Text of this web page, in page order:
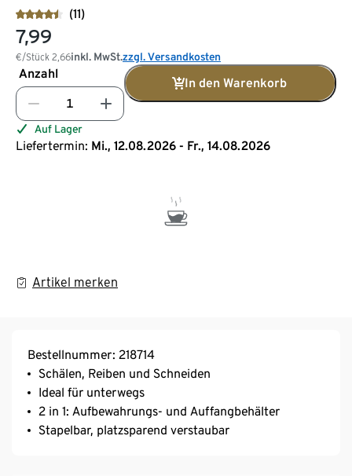
(11)
7,99
€/Stück 2,66inkl. MwSt.zzgl. Versandkosten
Anzahl
In den Warenkorb
Auf Lager
Liefertermin: Mi., 12.08.2026 - Fr., 14.08.2026
Artikel merken
Bestellnummer: 218714
Schälen, Reiben und Schneiden
Ideal für unterwegs
2 in 1: Aufbewahrungs- und Auffangbehälter
Stapelbar, platzsparend verstaubar